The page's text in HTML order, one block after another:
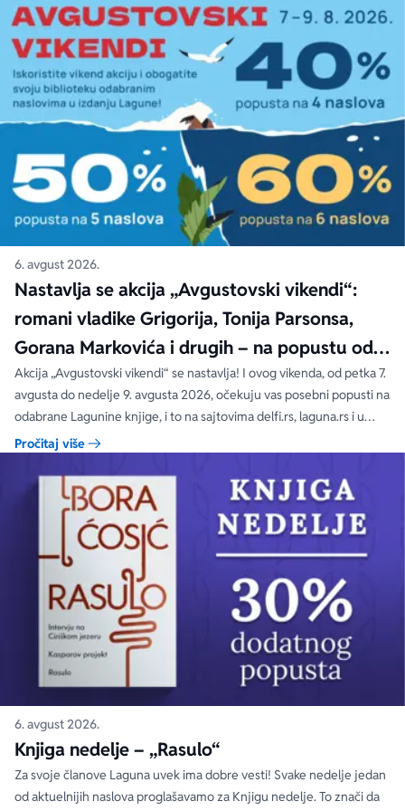
6. avgust 2026.
Nastavlja se akcija „Avgustovski vikendi“:
romani vladike Grigorija, Tonija Parsonsa,
Gorana Markovića i drugih – na popustu od
čak 40, 50 i 60%
Akcija „Avgustovski vikendi“ se nastavlja! I ovog vikenda, od petka 7.
avgusta do nedelje 9. avgusta 2026, očekuju vas posebni popusti na
odabrane Lagunine knjige, i to na sajtovima delfi.rs, laguna.rs i u
svim Delfi knjižarama.
Pročitaj više
6. avgust 2026.
Knjiga nedelje – „Rasulo“
Za svoje članove Laguna uvek ima dobre vesti! Svake nedelje jedan
od aktuelnijih naslova proglašavamo za Knjigu nedelje. To znači da